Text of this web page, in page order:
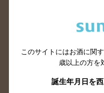
滋賀県のバー検索
山口県のバー検
島根県のバー検
香川県のバー検
このサイトにはお酒に関
歳以上の方を
誕生年月日を